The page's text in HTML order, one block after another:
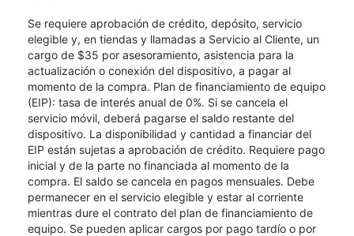
Se requiere aprobación de crédito, depósito, servicio
elegible y, en tiendas y llamadas a Servicio al Cliente, un
cargo de $35 por asesoramiento, asistencia para la
actualización o conexión del dispositivo, a pagar al
momento de la compra. Plan de financiamiento de equipo
(EIP): tasa de interés anual de 0%. Si se cancela el
servicio móvil, deberá pagarse el saldo restante del
dispositivo. La disponibilidad y cantidad a financiar del
EIP están sujetas a aprobación de crédito. Requiere pago
inicial y de la parte no financiada al momento de la
compra. El saldo se cancela en pagos mensuales. Debe
permanecer en el servicio elegible y estar al corriente
mientras dure el contrato del plan de financiamiento de
equipo. Se pueden aplicar cargos por pago tardío o por